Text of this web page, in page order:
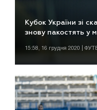
Кубок України зі
знову пакостять у
15:58, 16 грудня 2020 |